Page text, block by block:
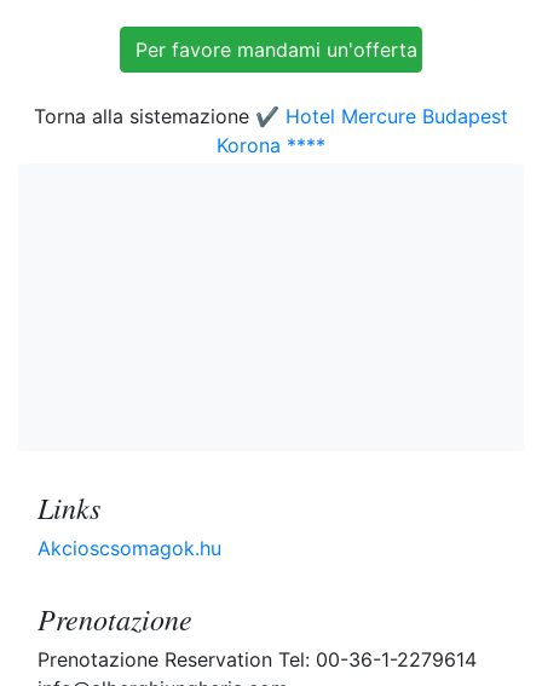
Torna alla sistemazione ✔️ Hotel Mercure Budapest
Korona ****
Links
Akcioscsomagok.hu
Prenotazione
Prenotazione Reservation Tel: 00-36-1-2279614